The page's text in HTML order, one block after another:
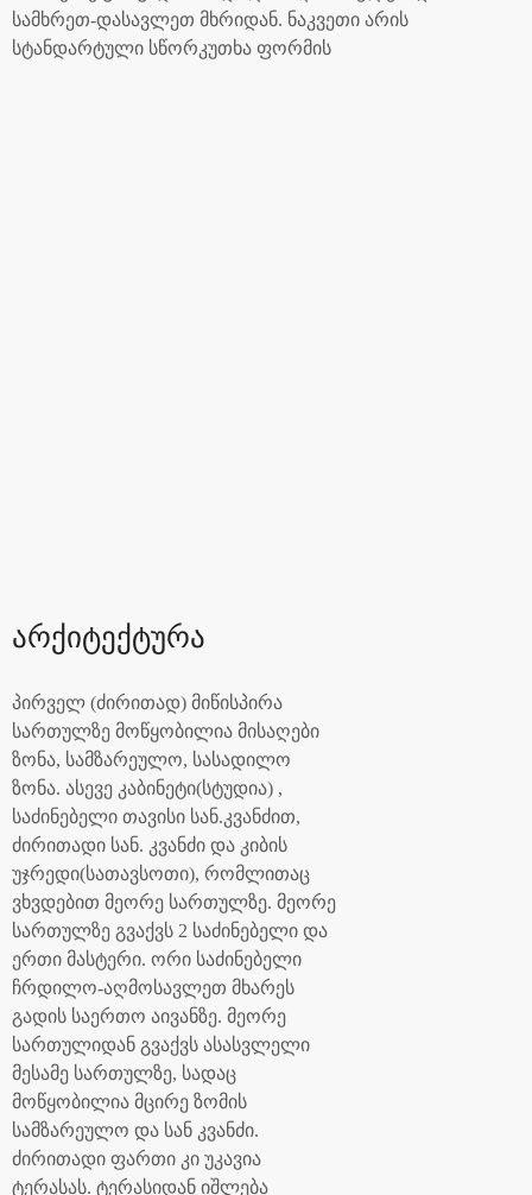
სამხრეთ-დასავლეთ მხრიდან. ნაკვეთი არის
სტანდარტული სწორკუთხა ფორმის
არქიტექტურა
პირველ (ძირითად) მიწისპირა
სართულზე მოწყობილია მისაღები
ზონა, სამზარეულო, სასადილო
ზონა. ასევე კაბინეტი(სტუდია) ,
საძინებელი თავისი სან.კვანძით,
ძირითადი სან. კვანძი და კიბის
უჯრედი(სათავსოთი), რომლითაც
ვხვდებით მეორე სართულზე. მეორე
სართულზე გვაქვს 2 საძინებელი და
ერთი მასტერი. ორი საძინებელი
ჩრდილო-აღმოსავლეთ მხარეს
გადის საერთო აივანზე. მეორე
სართულიდან გვაქვს ასასვლელი
მესამე სართულზე, სადაც
მოწყობილია მცირე ზომის
სამზარეულო და სან კვანძი.
ძირითადი ფართი კი უკავია
ტერასას. ტერასიდან იშლება